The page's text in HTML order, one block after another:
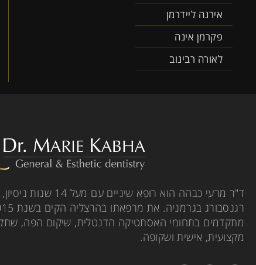
אירנה ליידרמן
פקרמן אינה
לאורה רבינוב
ד"ר מרעי כבהה הוא רופא
מתקדמים בתחומי האסתטיקה הדנטלית, שיקום הפה,
מקצועית, אישית ושקופה.